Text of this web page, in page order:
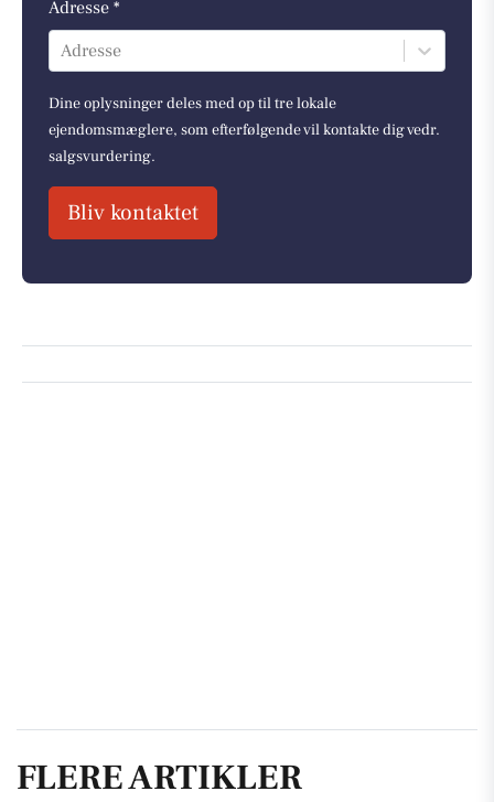
Adresse *
Adresse
Dine oplysninger deles med op til tre lokale
ejendomsmæglere, som efterfølgende vil kontakte dig vedr.
salgsvurdering.
Bliv kontaktet
FLERE ARTIKLER